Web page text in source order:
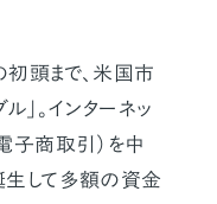
頭まで、米国市
」。インターネッ
子商取引）を中
生して多額の資金